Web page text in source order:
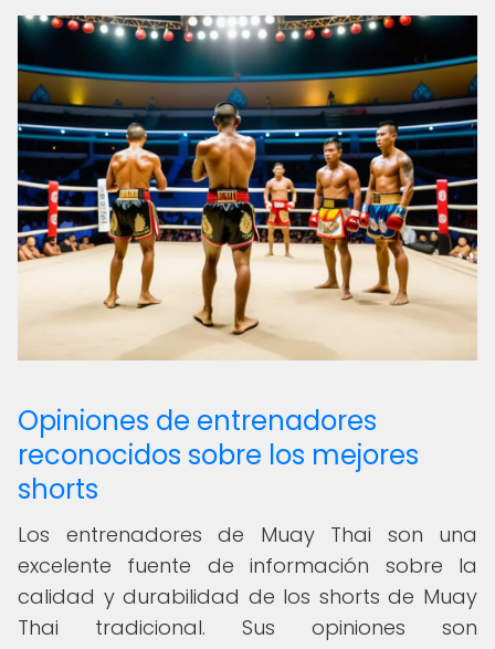
Opiniones de entrenadores
reconocidos sobre los mejores
shorts
Los entrenadores de Muay Thai son una
excelente fuente de información sobre la
calidad y durabilidad de los shorts de Muay
Thai tradicional. Sus opiniones son